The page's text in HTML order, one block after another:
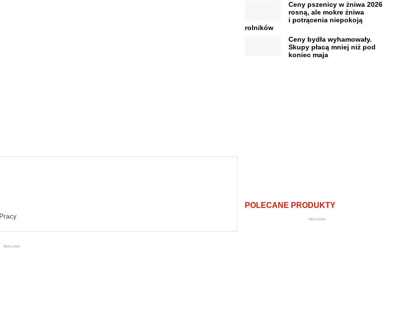
REKLAMA
Ceny pszenicy w żniwa 2026
rosną, ale mokre żniwa
i potrącenia niepokoją
rolników
Ceny bydła wyhamowały.
Skupy płacą mniej niż pod
koniec maja
POLECANE PRODUKTY
REKLAMA